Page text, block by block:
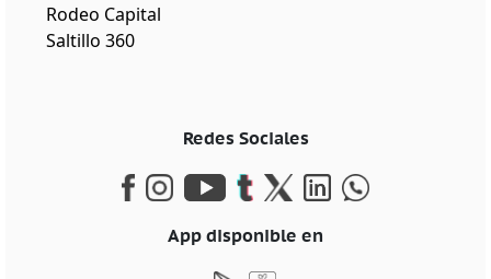
Rodeo Capital
Saltillo 360
Redes Sociales
App disponible en